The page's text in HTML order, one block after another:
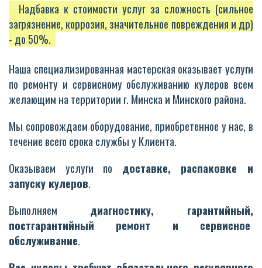
Надбавка к стоимости услуг за сложность (сильное
загрязнение, коррозия, значительное повреждения и др)
- до 50%.
Наша специализированная мастерская оказывает услуги
по ремонту и сервисному обслуживанию кулеров всем
желающим на территории г. Минска и Минского района.
Мы сопровождаем оборудование, приобретенное у нас, в
течение всего срока службы у Клиента.
Оказываем услуги по доставке, распаковке и
запуску кулеров.
Выполняем диагностику, гарантийный,
постгарантийный ремонт и сервисное
обслуживание.